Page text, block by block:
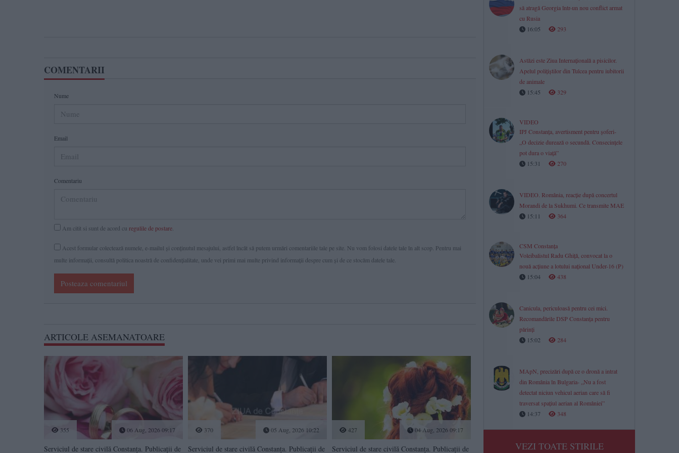
COMENTARII
Nume
Email
Comentariu
Am citit si sunt de acord cu regulile de postare
Acest formular colectează numele, e-mailul şi conținutul mesajului, astfel încât să putem urmări comentariile tale pe site. Nu vom folosi datele tale în alt scop. Pentru mai
multe informaţii, consultă politica noastră de confidenţialitate, unde vei primi mai multe privind informaţii despre cum și de ce stocăm datele tale.
Posteaza comentariul
ARTICOLE ASEMANATOARE
355 06 Aug, 2026 09:17
Serviciul de stare civilă Constanţa. Publicaţii de
370 05 Aug, 2026 10:22
Serviciul de stare civilă Constanţa. Publicaţii de
427 04 Aug, 2026 09:17
Serviciul de stare civilă Constanţa. Publicaţii de
să atragă Georgia într-un nou conflict armat
cu Rusia
16:05
293
Astăzi este Ziua Internațională a pisicilor.
Apelul polițiștilor din Tulcea pentru iubitorii
de animale
15:45
329
VIDEO
IPJ Constanța, avertisment pentru șoferi-
„O decizie durează o secundă. Consecințele
pot dura o viață”
15:31
270
VIDEO. România, reacție după concertul
Morandi de la Sukhumi. Ce transmite MAE
15:11
364
CSM Constanța
Voleibalistul Radu Ghiță, convocat la o
nouă acțiune a lotului național Under-16 (P)
15:04
438
Canicula, periculoasă pentru cei mici.
Recomandările DSP Constanța pentru
părinți
15:02
284
MApN, precizări după ce o dronă a intrat
din România în Bulgaria- „Nu a fost
detectat niciun vehicul aerian care să fi
traversat spațiul aerian al României”
14:37
348
VEZI TOATE STIRILE